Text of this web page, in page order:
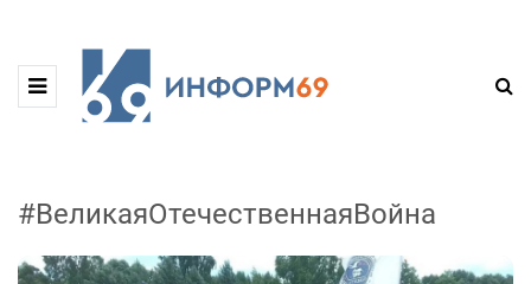
#ВеликаяОтечественнаяВойна